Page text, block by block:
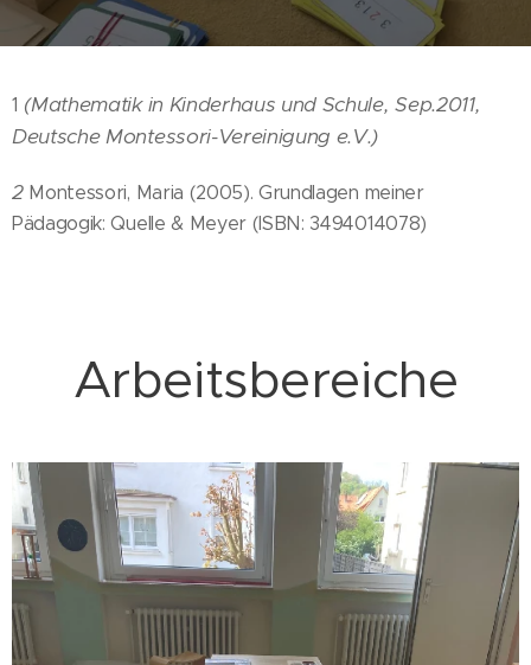
1 (Mathematik in Kinderhaus und Schule, Sep.2011,
Deutsche Montessori-Vereinigung e.V.)
2 Montessori, Maria (2005). Grundlagen meiner
Pädagogik: Quelle & Meyer (ISBN: 3494014078)
Arbeitsbereiche